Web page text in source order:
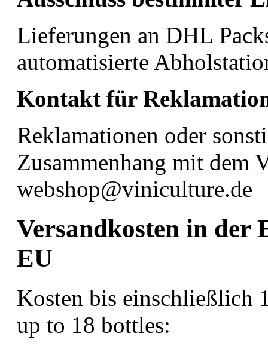
Lieferungen an DHL
automatisierte
Kontakt für
Reklamationen oder
Zusammenhang mit dem
webshop@viniculture.de
Versandkosten in der
EU
Kosten bis einschließlich
up to 18 bottles: